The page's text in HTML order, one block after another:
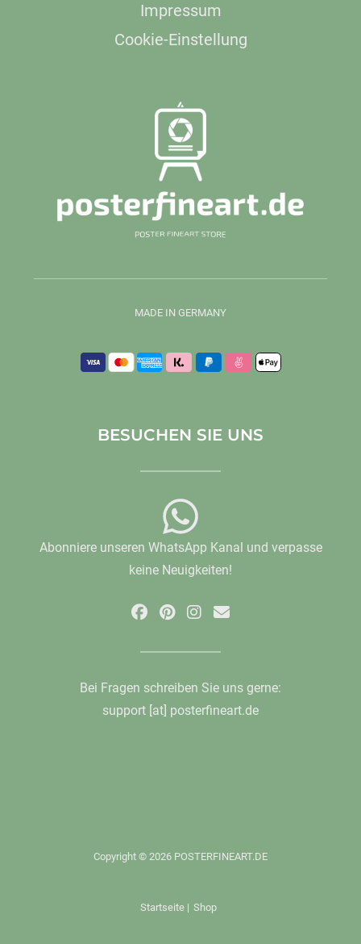
Impressum
Cookie-Einstellung
MADE IN GERMANY
BESUCHEN SIE UNS
Abonniere unseren WhatsApp Kanal und verpasse
keine Neuigkeiten!
Bei Fragen schreiben Sie uns gerne:
support [at] posterfineart.de
Copyright © 2026 POSTERFINEART.DE
Startseite | Shop